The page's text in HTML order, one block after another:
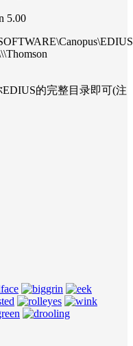
5.00
的完整目录即可(注